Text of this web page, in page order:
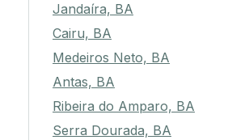
Jandaíra, BA
Cairu, BA
Medeiros Neto, BA
Antas, BA
Ribeira do Amparo, BA
Serra Dourada, BA